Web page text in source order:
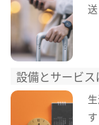
送
設備とサービス